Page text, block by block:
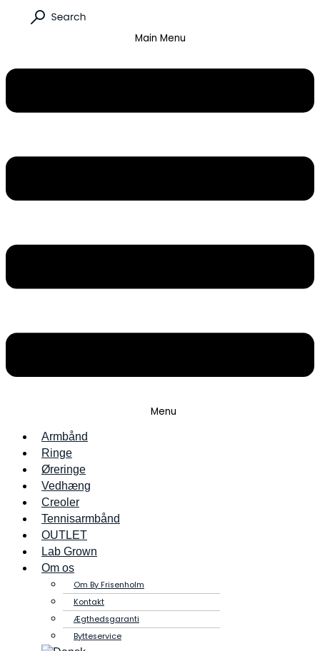
Main Menu
Menu
Armbånd
Ringe
Øreringe
Vedhæng
Creoler
Tennisarmbånd
OUTLET
Lab Grown
Om os
Om By Frisenholm
Kontakt
Ægthedsgaranti
Bytteservice